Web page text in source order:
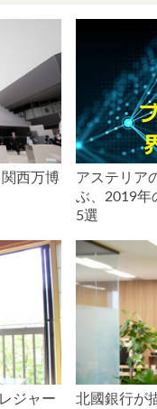
西万博
アステリア
ぶ、2019年
5選
ジャー
北國銀行が